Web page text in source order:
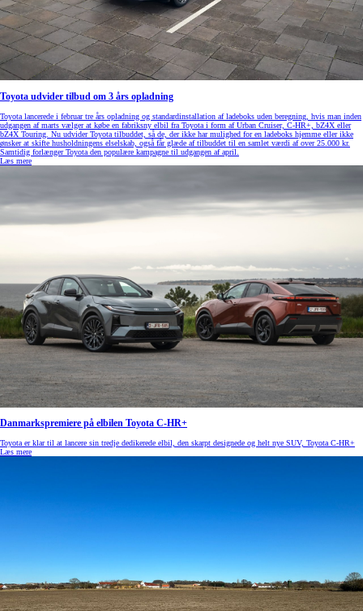
Toyota udvider tilbud om 3 års opladning
Toyota lancerede i februar tre års opladning og standardinstallation af ladeboks uden beregning, hvis man inden
udgangen af marts vælger at købe en fabriksny elbil fra Toyota i form af Urban Cruiser, C-HR+, bZ4X eller
bZ4X Touring. Nu udvider Toyota tilbuddet, så de, der ikke har mulighed for en ladeboks hjemme eller ikke
ønsker at skifte husholdningens elselskab, også får glæde af tilbuddet til en samlet værdi af over 25.000 kr.
Samtidig forlænger Toyota den populære kampagne til udgangen af april.
Læs mere
Danmarkspremiere på elbilen Toyota C-HR+
Toyota er klar til at lancere sin tredje dedikerede elbil, den skarpt designede og helt nye SUV, Toyota C-HR+
Læs mere